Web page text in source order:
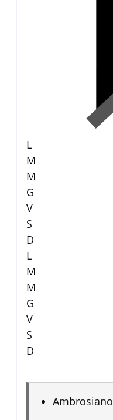
L
M
M
G
V
S
D
L
M
M
G
V
S
D
Ambrosiano